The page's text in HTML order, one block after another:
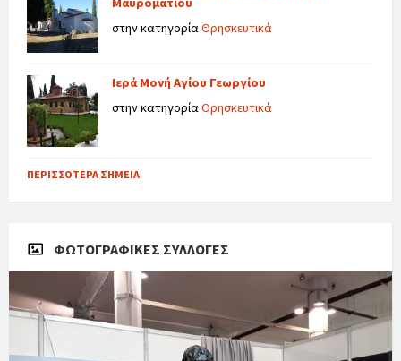
στην κατηγορίαΘρησκευτικά
Ιερά Μονή Αγίου Γεωργίου
στην κατηγορίαΘρησκευτικά
ΠΕΡΙΣΣΌΤΕΡΑ ΣΗΜΕΊΑ
ΦΩΤΟΓΡΑΦΙΚΈΣ ΣΥΛΛΟΓΈΣ